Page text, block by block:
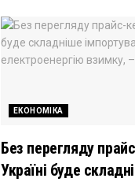
ЕКОНОМІКА
Без перегляду
Україні буде